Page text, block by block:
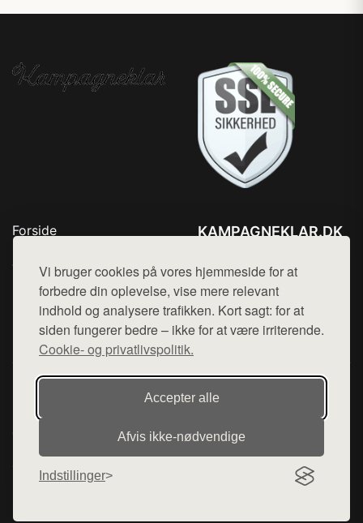
Vi bruger cookies på vores hjemmeside for at
forbedre din oplevelse, vise mere relevant
indhold og analysere trafikken. Kort sagt: for at
siden fungerer bedre – ikke for at være irriterende.
Cookie- og privatlivspolitik.
Accepter alle
Afvis ikke‑nødvendige
Indstillinger
Forside
Top Rabatter
Kontakt
KAMPAGNEKLAR.DK
Mail: hej@want.dk
Cookie- og privatlivspolitik
Denne side er en del af want.dk, der udgiver en række
hjemmesider med præsentation af forskellige produkter fra
diverse webshops. Der sælges ikke varer fra denne side - vi
varerne på lager.